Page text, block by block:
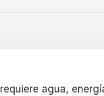
agua,